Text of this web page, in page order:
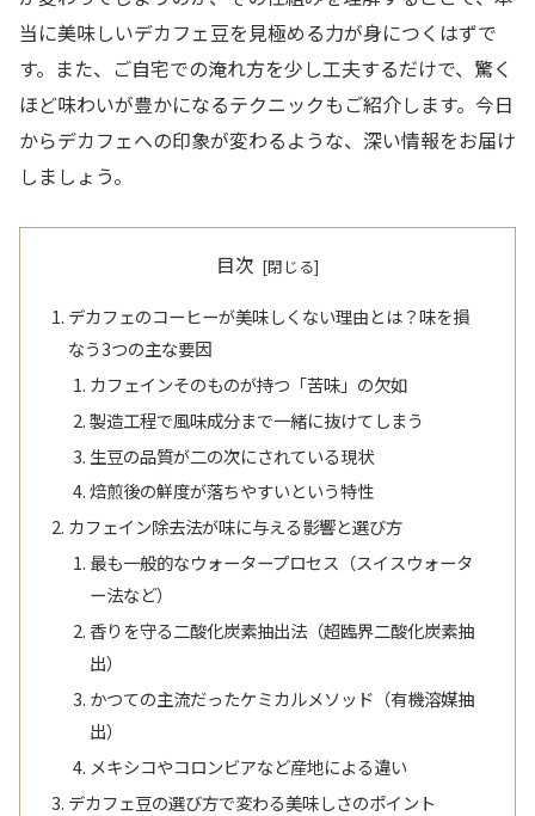
当に美味しいデカフェ豆を見極める力が身につくはずで
す。また、ご自宅での淹れ方を少し工夫するだけで、驚く
ほど味わいが豊かになるテクニックもご紹介します。今日
からデカフェへの印象が変わるような、深い情報をお届け
しましょう。
目次
デカフェのコーヒーが美味しくない理由とは？味を損
なう3つの主な要因
カフェインそのものが持つ「苦味」の欠如
製造工程で風味成分まで一緒に抜けてしまう
生豆の品質が二の次にされている現状
焙煎後の鮮度が落ちやすいという特性
カフェイン除去法が味に与える影響と選び方
最も一般的なウォータープロセス（スイスウォータ
ー法など）
香りを守る二酸化炭素抽出法（超臨界二酸化炭素抽
出）
かつての主流だったケミカルメソッド（有機溶媒抽
出）
メキシコやコロンビアなど産地による違い
デカフェ豆の選び方で変わる美味しさのポイント